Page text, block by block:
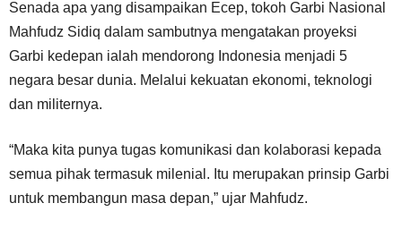
Senada apa yang disampaikan Ecep, tokoh Garbi Nasional
Mahfudz Sidiq dalam sambutnya mengatakan proyeksi
Garbi kedepan ialah mendorong Indonesia menjadi 5
negara besar dunia. Melalui kekuatan ekonomi, teknologi
dan militernya.
“Maka kita punya tugas komunikasi dan kolaborasi kepada
semua pihak termasuk milenial. Itu merupakan prinsip Garbi
untuk membangun masa depan,” ujar Mahfudz.